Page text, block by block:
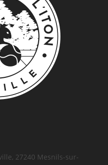
27240 Mesnils-sur-